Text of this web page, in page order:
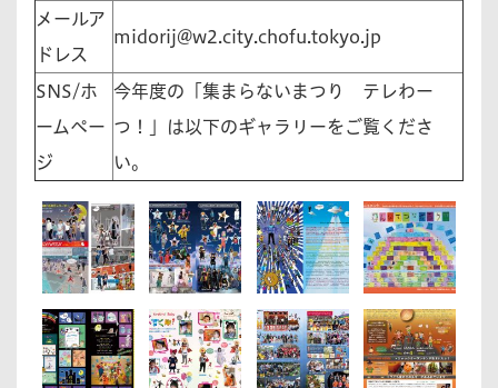
メールア
ドレス
midorij@w2.city.chofu.tokyo.jp
SNS/ホ
ームペー
ジ
今年度の「集まらないまつり テレわー
つ！」は以下のギャラリーをご覧くださ
い。